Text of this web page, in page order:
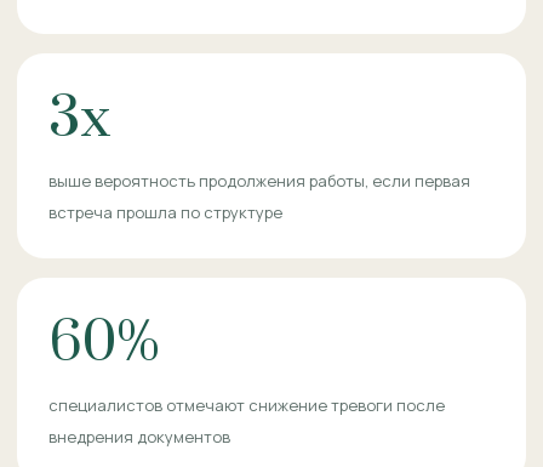
3x
выше вероятность продолжения работы, если первая
встреча прошла по структуре
60%
специалистов отмечают снижение тревоги после
внедрения документов